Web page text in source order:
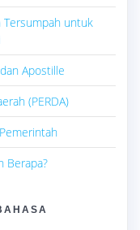
Tersumpah untuk
Apostille
(PERDA)
Berapa?